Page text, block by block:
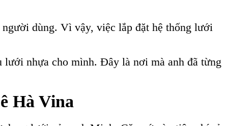
dùng. Vì vậy, việc lắp đặt hệ thống lưới
lưới nhựa cho mình. Đây là nơi mà anh đã từng
Hà Vina